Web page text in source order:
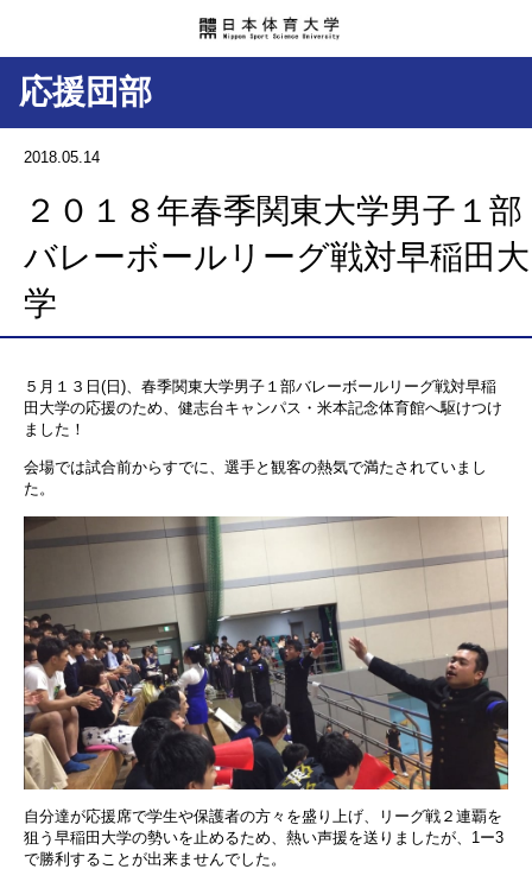
応援団部
2018.05.14
２０１８年春季関東大学男子１部
バレーボールリーグ戦対早稲田大
学
５月１３日(日)、春季関東大学男子１部バレーボールリーグ戦対早稲
田大学の応援のため、健志台キャンパス・米本記念体育館へ駆けつけ
ました！
会場では試合前からすでに、選手と観客の熱気で満たされていまし
た。
自分達が応援席で学生や保護者の方々を盛り上げ、リーグ戦２連覇を
狙う早稲田大学の勢いを止めるため、熱い声援を送りましたが、1ー3
で勝利することが出来ませんでした。